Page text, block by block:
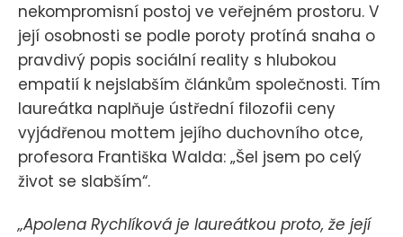
nekompromisní postoj ve veřejném prostoru. V
její osobnosti se podle poroty protíná snaha o
pravdivý popis sociální reality s hlubokou
empatií k nejslabším článkům společnosti. Tím
laureátka naplňuje ústřední filozofii ceny
vyjádřenou mottem jejího duchovního otce,
profesora Františka Walda: „Šel jsem po celý
život se slabším“.
„Apolena Rychlíková je laureátkou proto, že její